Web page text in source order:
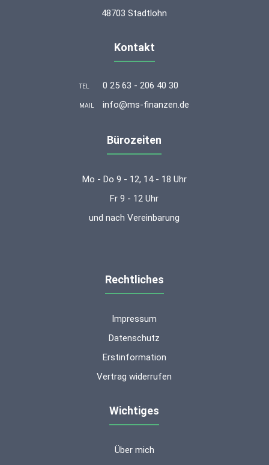
48703 Stadtlohn
Kontakt
TEL 0 25 63 - 206 40 30
MAIL info@ms-finanzen.de
Bürozeiten
Mo - Do 9 - 12, 14 - 18 Uhr
Fr 9 - 12 Uhr
und nach Vereinbarung
Rechtliches
Impressum
Datenschutz
Erstinformation
Vertrag widerrufen
Wichtiges
Über mich